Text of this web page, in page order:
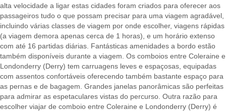
alta velocidade a ligar estas cidades foram criados para oferecer aos
passageiros tudo o que possam precisar para uma viagem agradável,
incluindo várias classes de viagem por onde escolher, viagens rápidas
(a viagem demora apenas cerca de 1 horas), e um horário extenso
com até 16 partidas diárias. Fantásticas amenidades a bordo estão
também disponíveis durante a viagem. Os comboios entre Coleraine e
Londonderry (Derry) tem carruagens leves e espaçosas, equipadas
com assentos confortáveis oferecendo também bastante espaço para
as pernas e de bagagem. Grandes janelas panorâmicas são perfeitas
para admirar as espetaculares vistas do percurso. Outra razão para
escolher viajar de comboio entre Coleraine e Londonderry (Derry) é